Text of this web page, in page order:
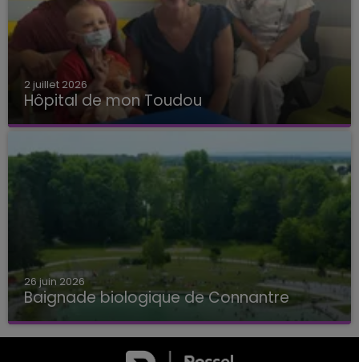
2 juillet 2026
Hôpital de mon Toudou
Hôpital de mon Toudou
26 juin 2026
Baignade biologique de Connantre
Baignade biologique de Connantre